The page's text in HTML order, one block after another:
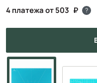
4 платежа от 503 ?